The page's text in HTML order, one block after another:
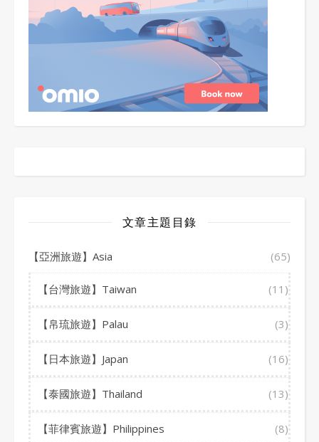
文章主題目錄
【亞洲旅遊】Asia (65)
【台灣旅遊】Taiwan (11)
【帛琉旅遊】Palau (3)
【日本旅遊】Japan (16)
【泰國旅遊】Thailand (13)
【菲律賓旅遊】Philippines (8)